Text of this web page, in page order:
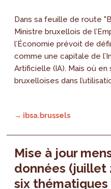
Dans sa feuille de route
Ministre bruxellois de
l’Économie prévoit de
comme une capitale de
Artificielle (IA). Mais où
bruxelloises dans
→ ibsa.brussels
Mise à jour
données (juillet
six